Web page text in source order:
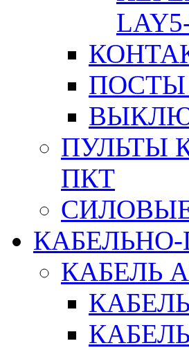
ПОСТЫ
ПУЛЬТЫ
ПКТ
КАБЕЛЬ